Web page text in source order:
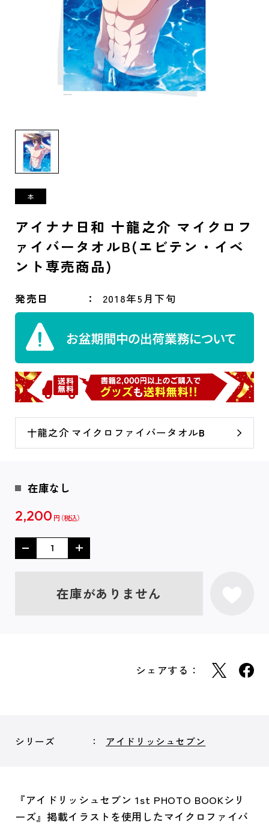
アイナナ日和 十龍之介 マイクロフ
ァイバータオルB(エビテン・イベ
ント専売商品)
発売日 2018年5月下旬
十龍之介 マイクロファイバータオルB
在庫なし
2,200 円
在庫がありません
シェアする：
シリーズ アイドリッシュセブン
『アイドリッシュセブン 1st PHOTO BOOKシリ
ーズ』掲載イラストを使用したマイクロファイバ